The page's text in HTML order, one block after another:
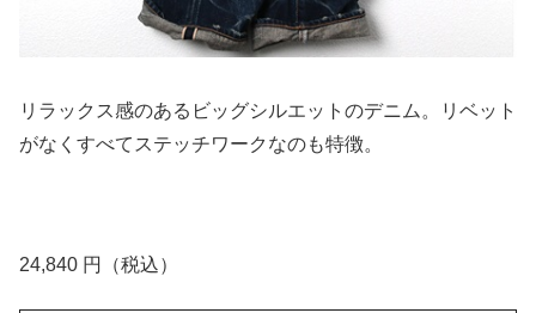
リラックス感のあるビッグシルエットのデニム。リベット
がなくすべてステッチワークなのも特徴。
24,840 円（税込）